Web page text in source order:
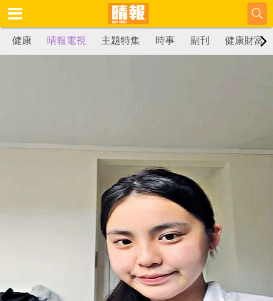
健康 晴報電視 主題特集 時事 副刊 健康財富